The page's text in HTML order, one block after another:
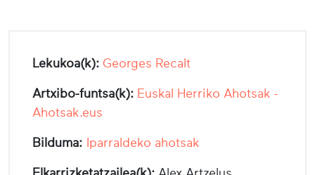
Lekukoa(k): Georges Recalt
Artxibo-funtsa(k): Euskal Herriko Ahotsak -
Ahotsak.eus
Bilduma: Iparraldeko ahotsak